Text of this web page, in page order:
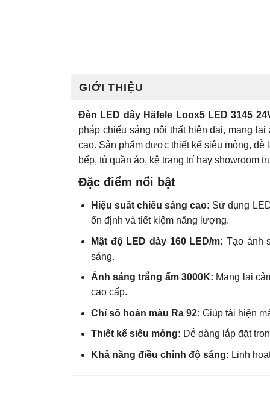
GIỚI THIỆU
Đèn LED dây Häfele Loox5 LED 3145
pháp chiếu sáng nội thất hiện đại, mang
cao. Sản phẩm được thiết kế siêu mỏng,
bếp, tủ quần áo, kệ trang trí hay showroom
Đặc điểm nổi bật
Hiệu suất chiếu sáng cao: Sử dụng
ổn định và tiết kiệm năng lượng.
Mật độ LED dày 160 LED/m: Tạo ánh
sáng.
Ánh sáng trắng ấm 3000K: Mang lại
cao cấp.
Chỉ số hoàn màu Ra 92: Giúp tái hiện
Thiết kế siêu mỏng: Dễ dàng lắp đặt
Khả năng điều chỉnh độ sáng: Linh